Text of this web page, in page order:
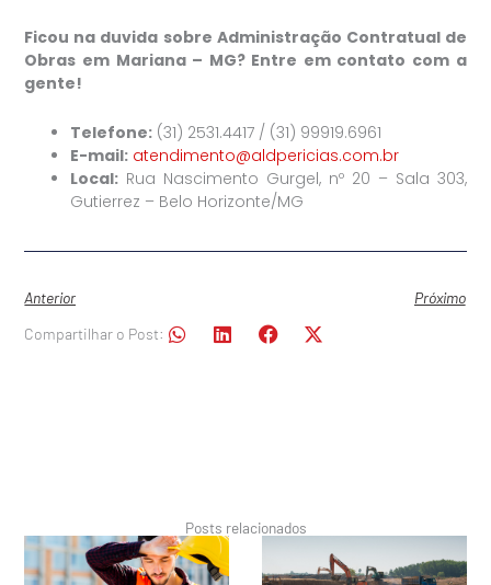
Ficou na duvida sobre Administração Contratual de
Obras em Mariana – MG? Entre em contato com a
gente!
Telefone: (31) 2531.4417 / (31) 99919.6961
E-mail: atendimento@aldpericias.com.br
Local: Rua Nascimento Gurgel, nº 20 – Sala 303,
Gutierrez – Belo Horizonte/MG
Anterior
Próximo
Compartilhar o Post:
Posts relacionados